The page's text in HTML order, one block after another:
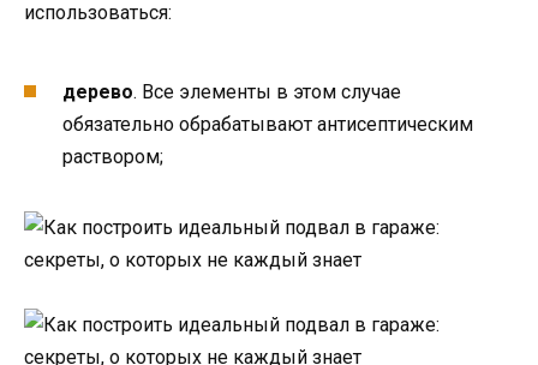
использоваться:
дерево. Все элементы в этом случае
обязательно обрабатывают антисептическим
раствором;